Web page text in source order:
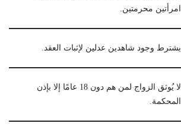
امرأتين محرمتين.
يشترط وجود شاهدين عدلين لإثبات العقد.
لا يُوثق الزواج لمن هم دون 18 عامًا إلا بإذن
المحكمة.